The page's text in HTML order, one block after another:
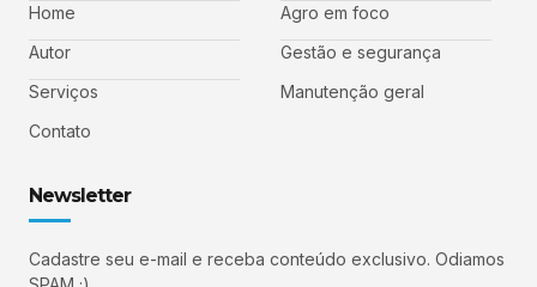
Home
Autor
Serviços
Contato
Agro em foco
Gestão e segurança
Manutenção geral
Newsletter
Cadastre seu e-mail e receba conteúdo exclusivo. Odiamos